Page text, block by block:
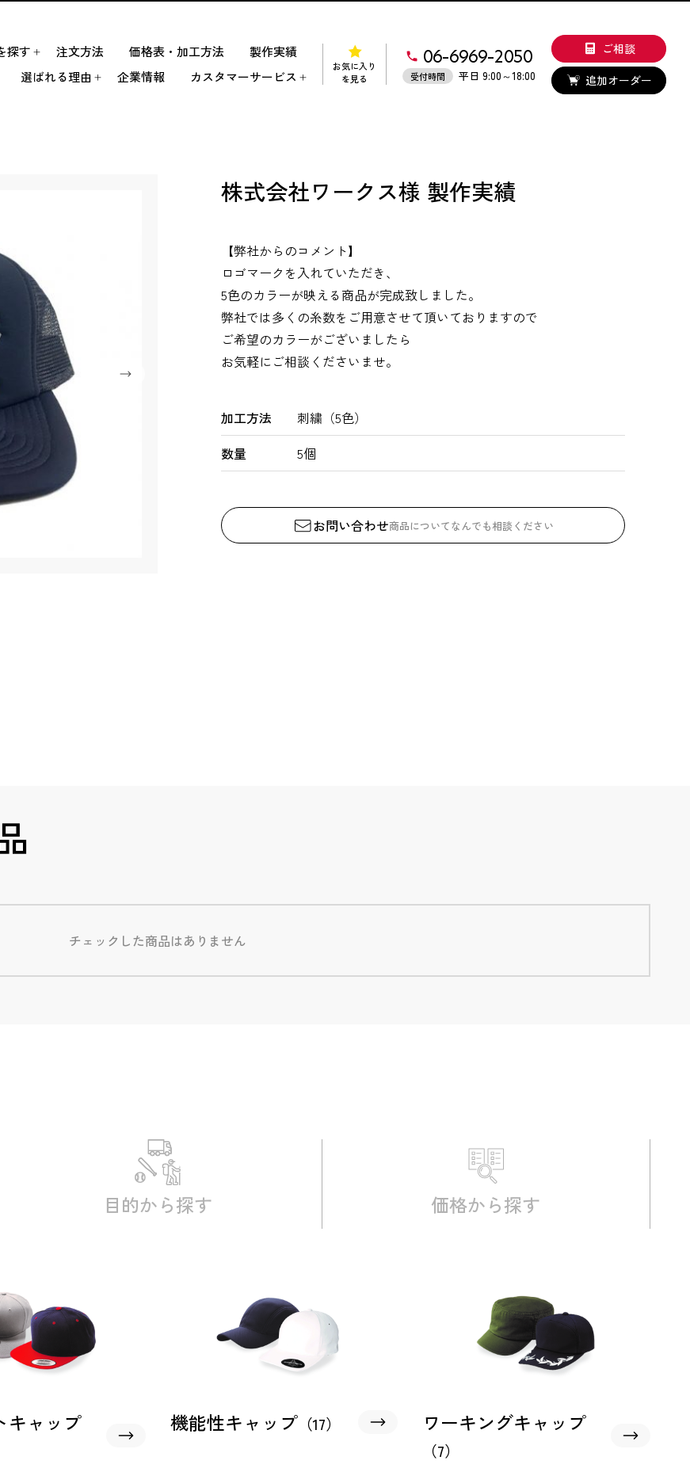
探す 注文方法 価格表・加工方法
製作実績
選ばれる理由
企業情報 カスタマーサービス
お気に入り
を見る
06-6969-2050
受付時間 平日 9:00～18:00
ご相談
追加オーダー
株式会社ワークス様 製作実績
【弊社からのコメント】
ロゴマークを入れていただき、
5色のカラーが映える商品が完成致しました。
弊社では多くの糸数をご用意させて頂いておりますので
ご希望のカラーがございましたら
お気軽にご相談くださいませ。
加工方法
刺繍（5色）
数量
5個
お問い合わせ商品についてなんでも相談ください
チェックした商品はありません
目的から探す 価格から探す
キャップ 機能性キャップ（17） ワーキングキャップ
（7）